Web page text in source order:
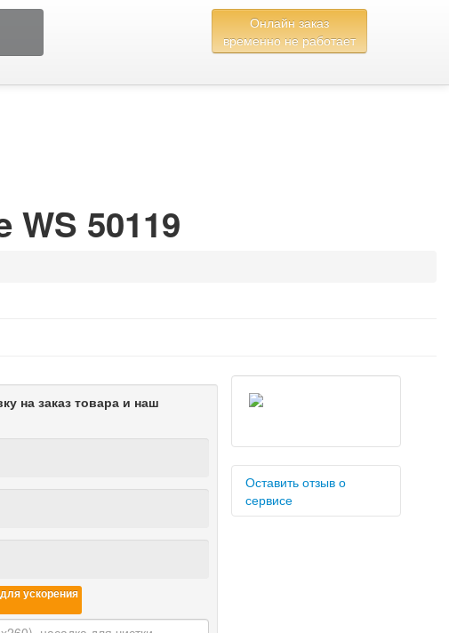
Онлайн заказ
временно не работает
50119
на заказ товара и наш
ускорения
Оставить отзыв о
сервисе